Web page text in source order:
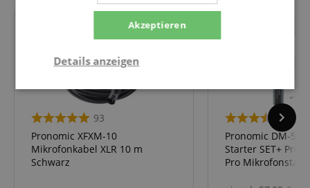
93
Pronomic XFXM-10
Mikrofonkabel XLR 10 m
Schwarz
Pronomic DM-59
Starter SET+
Pro
Akzeptieren
Details anzeigen
Statistik Marketing Funktional